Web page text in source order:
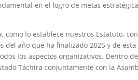
en el logro de metas
,como lo establece nuestros Estatuto,
del año que hafinalizado 2025 y de
los aspectosorganizativos. Dentro
Táchiraconjuntamentecon la